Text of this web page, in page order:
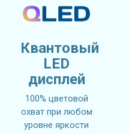
Квантовый
LED
дисплей
100% цветовой
охват при любом
уровне яркости